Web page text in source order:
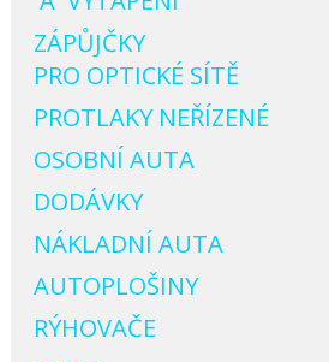
ZÁPŮJČKY
PRO OPTICKÉ SÍTĚ
PROTLAKY NEŘÍZENÉ
OSOBNÍ AUTA
DODÁVKY
NÁKLADNÍ AUTA
AUTOPLOŠINY
RÝHOVAČE